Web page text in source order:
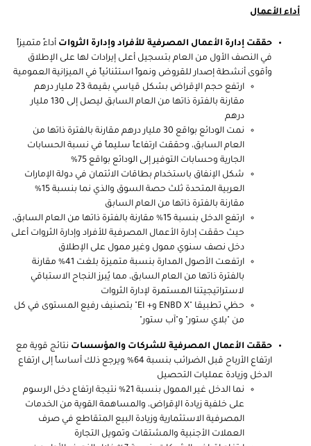
أداء الأعمال
حققت إدارة الأعمال المصرفية للأفراد وإدارة الثروات أداءً متميزاً
في النصف الأول من العام بتسجيل أعلى إيرادات لها على الإطلاق
وأقوى أنشطة إصدار للقروض ونمواً استثنائياً في الميزانية العمومية
ارتفع حجم الإقراض بشكل قياسي بقيمة 23 مليار درهم
مقارنة بالفترة ذاتها من العام السابق ليصل إلى 130 مليار
درهم
نمت الودائع بواقع 30 مليار درهم مقارنة بالفترة ذاتها من
العام السابق، وحققت ارتفاعاً سليماً في نسبة الحسابات
الجارية وحسابات التوفير إلى الودائع بواقع 75%
شكل الإنفاق باستخدام بطاقات الائتمان في دولة الإمارات
العربية المتحدة ثلث حصة السوق والذي نما بنسبة 15%
مقارنة بالفترة ذاتها من العام السابق
ارتفع الدخل بنسبة 15% مقارنة بالفترة ذاتها من العام السابق،
حيث حققت إدارة الأعمال المصرفية للأفراد وإدارة الثروات أعلى
دخل نصف سنوي ممول وغير ممول على الإطلاق
ارتفعت الأصول المدارة بنسبة متميزة بلغت 41% مقارنة
بالفترة ذاتها من العام السابق، مما يُبرز النجاح الاستباقي
لاستراتيجيتنا المستمرة لإدارة الثروات
حظي تطبيقا "ENBD X و+ EI" بتصنيف رفيع المستوى في كل
من "بلاي ستور" و"آب ستور"
حققت الأعمال المصرفية للشركات والمؤسسات نتائج قوية مع
ارتفاع الأرباح قبل الضرائب بنسبة 64% ويرجع ذلك أساساً إلى ارتفاع
الدخل وزيادة عمليات التحصيل
نما الدخل غير الممول بنسبة 21% نتيجة ارتفاع دخل الرسوم
على خلفية زيادة الإقراض، والمساهمة القوية من الخدمات
المصرفية الاستثمارية وزيادة البيع المتقاطع في صرف
العملات الأجنبية والمشتقات وتمويل التجارة